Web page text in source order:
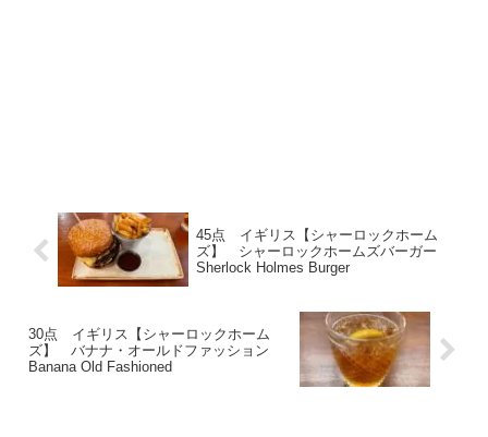
45点 イギリス【シャーロックホーム
ズ】 シャーロックホームズバーガー
Sherlock Holmes Burger
30点 イギリス【シャーロックホーム
ズ】 バナナ・オールドファッション
Banana Old Fashioned